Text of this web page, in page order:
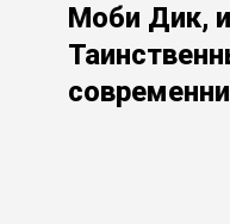
Моби Дик,